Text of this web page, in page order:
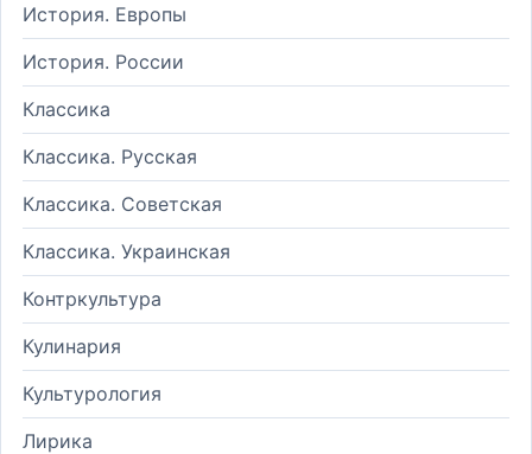
История. Европы
История. России
Классика
Классика. Русская
Классика. Советская
Классика. Украинская
Контркультура
Кулинария
Культурология
Лирика